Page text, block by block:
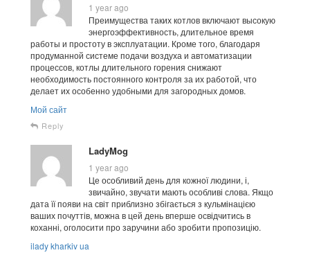
1 year ago
Преимущества таких котлов включают высокую
энергоэффективность, длительное время
работы и простоту в эксплуатации. Кроме того, благодаря
продуманной системе подачи воздуха и автоматизации
процессов, котлы длительного горения снижают
необходимость постоянного контроля за их работой, что
делает их особенно удобными для загородных домов.
Мой сайт
Reply
LadyMog
1 year ago
Це особливий день для кожної людини, і,
звичайно, звучати мають особливі слова. Якщо
дата її появи на світ приблизно збігається з кульмінацією
ваших почуттів, можна в цей день вперше освідчитись в
коханні, оголосити про заручини або зробити пропозицію.
ilady kharkiv ua